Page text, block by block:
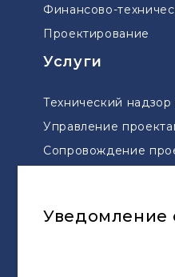
Финансово-
Проектирование
Услуги
Технический
Управление
Сопровождение
Карта сайта
Уведомление